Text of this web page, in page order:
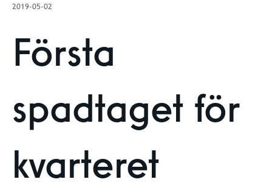
2019-05-02
Första
spadtaget för
kvarteret